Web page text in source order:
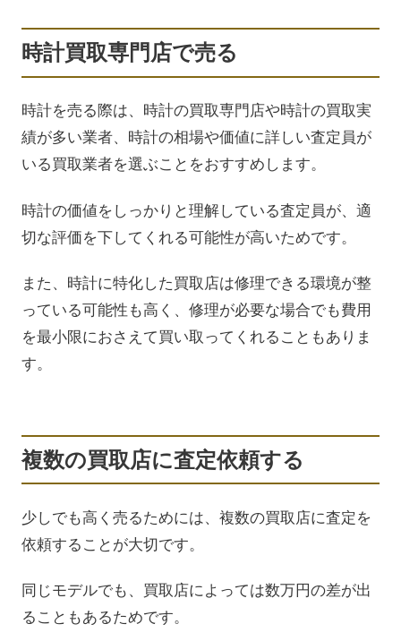
時計買取専門店で売る
時計を売る際は、時計の買取専門店や時計の買取実
績が多い業者、時計の相場や価値に詳しい査定員が
いる買取業者を選ぶことをおすすめします。
時計の価値をしっかりと理解している査定員が、適
切な評価を下してくれる可能性が高いためです。
また、時計に特化した買取店は修理できる環境が整
っている可能性も高く、修理が必要な場合でも費用
を最小限におさえて買い取ってくれることもありま
す。
複数の買取店に査定依頼する
少しでも高く売るためには、複数の買取店に査定を
依頼することが大切です。
同じモデルでも、買取店によっては数万円の差が出
ることもあるためです。